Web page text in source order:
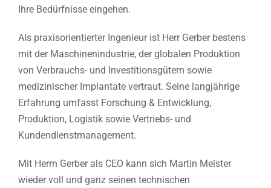
Ihre Bedürfnisse eingehen.
Als praxisorientierter Ingenieur ist Herr Gerber bestens
mit der Maschinenindustrie, der globalen Produktion
von Verbrauchs- und Investitionsgütern sowie
medizinischer Implantate vertraut. Seine langjährige
Erfahrung umfasst Forschung & Entwicklung,
Produktion, Logistik sowie Vertriebs- und
Kundendienstmanagement.
Mit Herrn Gerber als CEO kann sich Martin Meister
wieder voll und ganz seinen technischen